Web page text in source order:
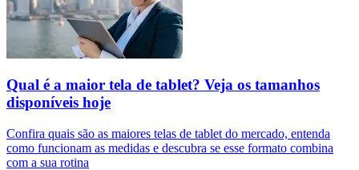
Qual é a maior tela de tablet? Veja os tamanhos
disponíveis hoje
Confira quais são as maiores telas de tablet do mercado, entenda
como funcionam as medidas e descubra se esse formato combina
com a sua rotina